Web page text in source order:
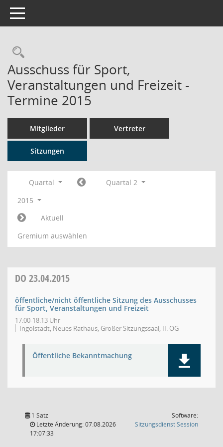
Toggle navigation
Rechercheauswahl
Ausschuss für Sport,
Veranstaltungen und Freizeit -
Termine 2015
Mitglieder Vertreter
Sitzungen
Quartal
Quartal 2
2015
Aktuell
Gremium auswählen
DO 23.04.2015
öffentliche/nicht öffentliche Sitzung des Ausschusses
für Sport, Veranstaltungen und Freizeit
17:00-18:13 Uhr
Ingolstadt, Neues Rathaus, Großer Sitzungssaal, II. OG
Öffentliche Bekanntmachung
1 Satz
Letzte Änderung: 07.08.2026
17:07:33
Software:
SitzungsdienstSession(Wird in